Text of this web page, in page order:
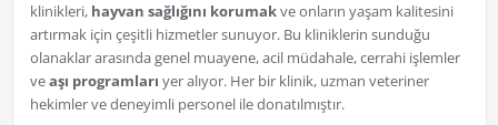
klinikleri, hayvan sağlığını korumakve onların yaşam kalitesini
artırmak için çeşitli hizmetler sunuyor. Bu kliniklerin sunduğu
olanaklar arasında genel muayene, acil müdahale, cerrahi işlemler
veaşı programları yer alıyor. Her bir klinik, uzman veteriner
hekimler ve deneyimli personel ile donatılmıştır.